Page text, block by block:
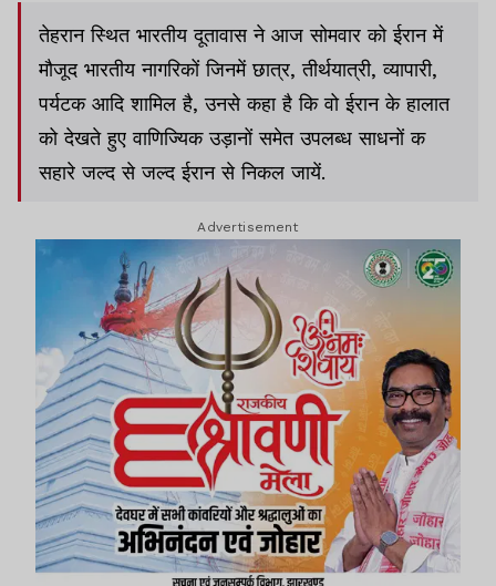
तेहरान स्थित भारतीय दूतावास ने आज सोमवार को ईरान में
मौजूद भारतीय नागरिकों जिनमें छात्र, तीर्थयात्री, व्यापारी,
पर्यटक आदि शामिल है, उनसे कहा है कि वो ईरान के हालात
को देखते हुए वाणिज्यिक उड़ानों समेत उपलब्ध साधनों क
सहारे जल्द से जल्द ईरान से निकल जायें.
Advertisement